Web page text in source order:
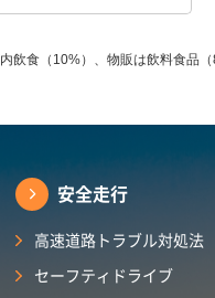
食（10%）、物販は飲料食品
安全走行
高速道路トラブル対処法
セーフティドライブ